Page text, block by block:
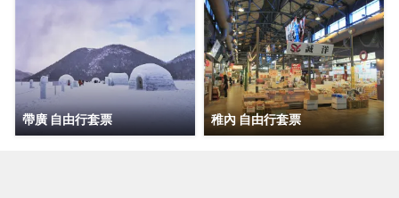
帶廣 自由行套票 稚內 自由行套票